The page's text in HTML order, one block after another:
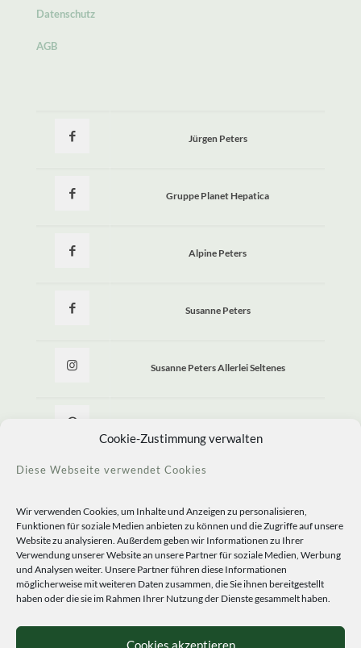
Cookie-Zustimmung verwalten
Diese Webseite verwendet Cookies
Wir verwenden Cookies, um Inhalte und Anzeigen zu personalisieren,
Funktionen für soziale Medien anbieten zu können und die Zugriffe auf unsere
Website zu analysieren. Außerdem geben wir Informationen zu Ihrer
Verwendung unserer Website an unsere Partner für soziale Medien, Werbung
und Analysen weiter. Unsere Partner führen diese Informationen
möglicherweise mit weiteren Daten zusammen, die Sie ihnen bereitgestellt
haben oder die sie im Rahmen Ihrer Nutzung der Dienste gesammelt haben.
Cookies akzeptieren
Datenschutz
AGB
Jürgen Peters
Gruppe Planet Hepatica
Alpine Peters
Susanne Peters
Susanne Peters Allerlei Seltenes